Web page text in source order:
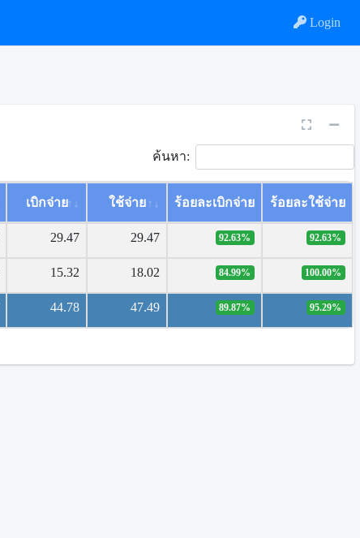
Login
ค้นหา:
เบิกจ่าย ใช้จ่าย ร้อยละเบิกจ่าย ร้อยละใช้จ่าย
29.47 29.47 92.63% 92.63%
15.32 18.02 84.99% 100.00%
44.78 47.49 89.87% 95.29%